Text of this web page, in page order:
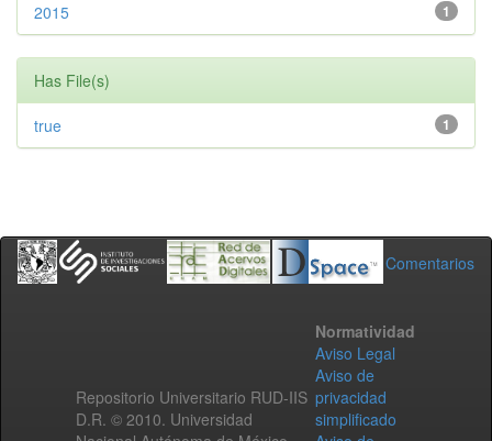
1
2015
Has File(s)
1
true
Comentarios
Repositorio Universitario RUD-IIS
D.R. © 2010. Universidad
Normatividad
Aviso Legal
Aviso de
privacidad
simplificado